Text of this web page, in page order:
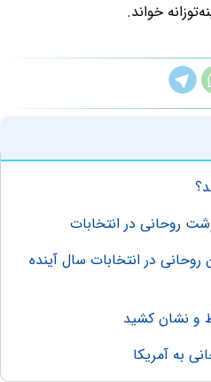
خواند.
روحانی در انتخابات
در انتخابات سال آینده
و نشان کشید
به آمریکا